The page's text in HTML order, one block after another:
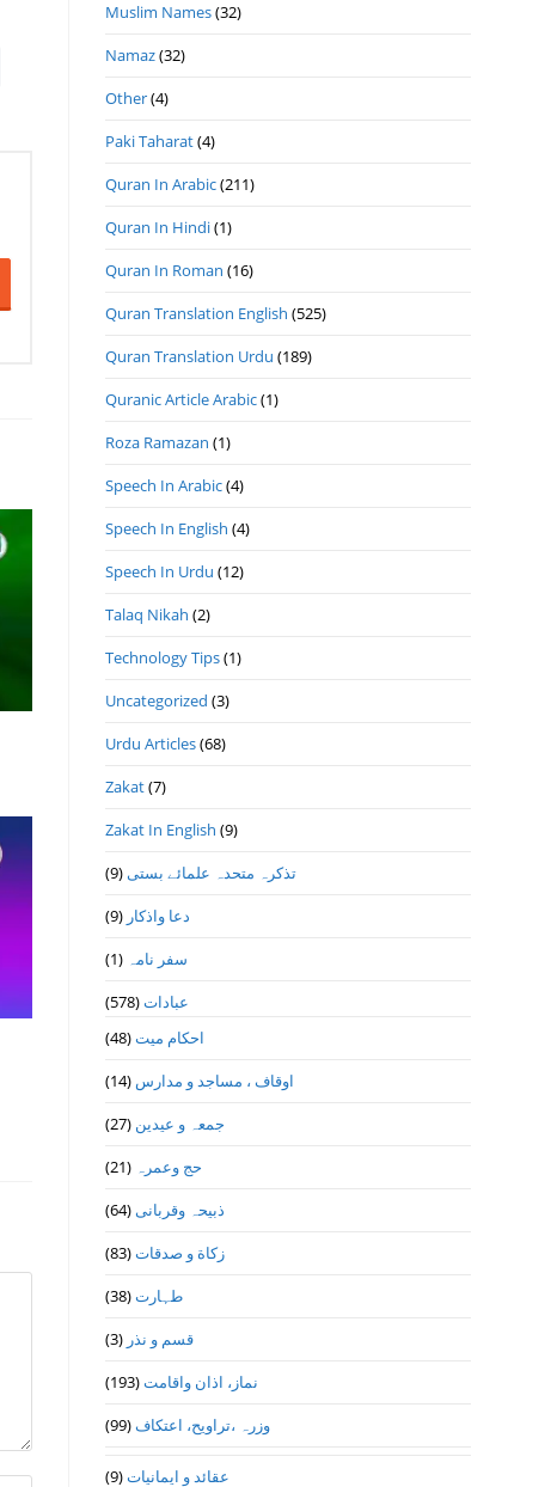
Muslim Names(32)
Namaz(32)
Other(4)
Paki Taharat(4)
Quran In Arabic(211)
Quran In Hindi(1)
Quran In Roman (16)
Quran Translation English (525)
Quran Translation Urdu (189)
Quranic Article Arabic(1)
Roza Ramazan (1)
Speech In Arabic(4)
Speech In English (4)
Speech In Urdu (12)
Talaq Nikah (2)
Technology Tips(1)
Uncategorized (3)
Urdu Articles(68)
Zakat(7)
Zakat In English (9)
تذكرہ متحدہ علمائے بستى(9)
دعا واذكار (9)
سفر نامہ (1)
عبادات(578)
احکام میت(48)
اوقاف ، مساجد و مدارس (14)
جمعہ و عیدین (27)
حج وعمرہ (21)
ذبیحہ وقربانی(64)
زکاة و صدقات(83)
طہارت(38)
قسم و نذر (3)
نماز، اذان واقامت(193)
وزرہ ،تراويح، اعتكاف(99)
عقائد و ایمانیات(9)